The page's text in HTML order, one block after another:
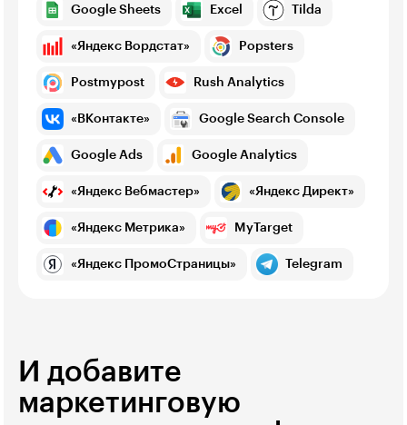
Google Sheets Excel Tilda
«Яндекс Вордстат» Popsters
Postmypost Rush Analytics
«ВКонтакте» Google Search Console
Google Ads Google Analytics
«Яндекс Вебмастер» «Яндекс Директ»
«Яндекс Метрика» MyTarget
«Яндекс ПромоСтраницы» Telegram
И добавите
маркетинговую